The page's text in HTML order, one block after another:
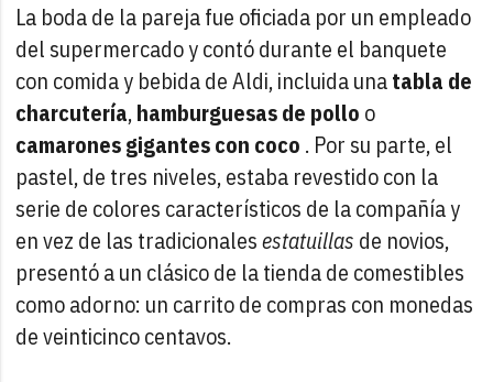
La boda de la pareja fue oficiada por un empleado
del supermercado y contó durante el banquete
con comida y bebida de Aldi, incluida unatabla de
charcutería,hamburguesas de pollo o
camarones gigantes con coco . Por su parte, el
pastel, de tres niveles, estaba revestido con la
serie de colores característicos de la compañía y
en vez de las tradicionalesestatuillas de novios,
presentó a un clásico de la tienda de comestibles
como adorno: un carrito de compras con monedas
de veinticinco centavos.